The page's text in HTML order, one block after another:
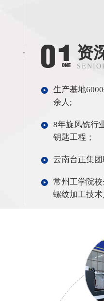
资
生产基地
余人;
8年旋风铣行
钥匙工程；
云南台正集
常州工学院
螺纹加工技